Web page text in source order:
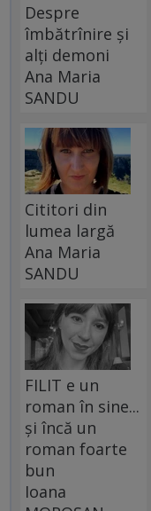
Despre
îmbătrînire și
alți demoni
Ana Maria
SANDU
Cititori din
lumea largă
Ana Maria
SANDU
FILIT e un
roman în sine...
și încă un
roman foarte
bun
Ioana